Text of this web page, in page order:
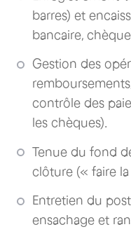
barres) et
bancaire,
Gestion des
contrôle des
les chèques).
Tenue du fond
clôture (« faire
Entretien du
ensachage et